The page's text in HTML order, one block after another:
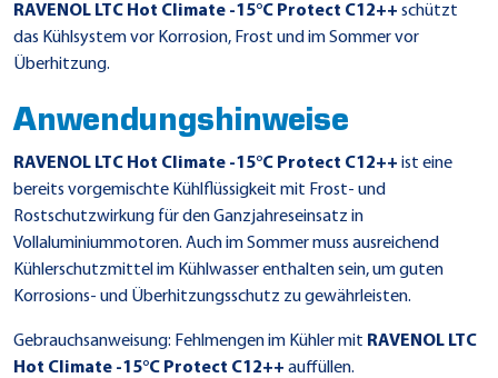
RAVENOL LTC Hot Climate -15°C Protect C12++ schützt
das Kühlsystem vor Korrosion, Frost und im Sommer vor
Überhitzung.
Anwendungshinweise
RAVENOL LTC Hot Climate -15°C Protect C12++ ist eine
bereits vorgemischte Kühlflüssigkeit mit Frost- und
Rostschutzwirkung für den Ganzjahreseinsatz in
Vollaluminiummotoren. Auch im Sommer muss ausreichend
Kühlerschutzmittel im Kühlwasser enthalten sein, um guten
Korrosions- und Überhitzungsschutz zu gewährleisten.
Gebrauchsanweisung: Fehlmengen im Kühler mit RAVENOL LTC
Hot Climate -15°C Protect C12++ auffüllen.